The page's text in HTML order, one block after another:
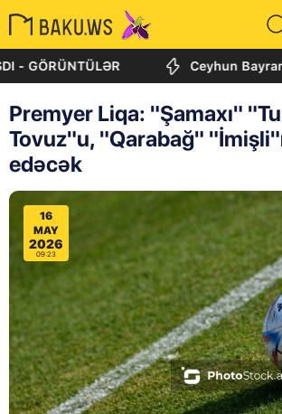
Ceyhun Bayramov və
Premyer Liqa: "Şamaxı"
Tovuz"u, "Qarabağ"
edəcək
16
MAY
2026
09:23